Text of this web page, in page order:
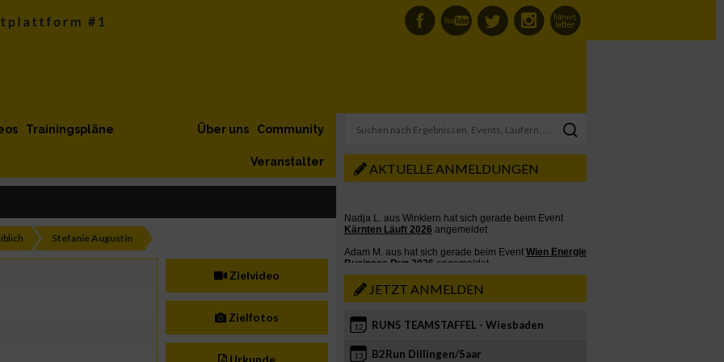
Trainingspläne Community
Über uns
Veranstalter
Stefanie Augustin
Zielvideo
Zielfotos
Urkunde
AKTUELLE ANMELDUNGEN
JETZT ANMELDEN
12 RUN5 TEAMSTAFFEL - Wiesbaden
13 B2Run Dillingen/Saar